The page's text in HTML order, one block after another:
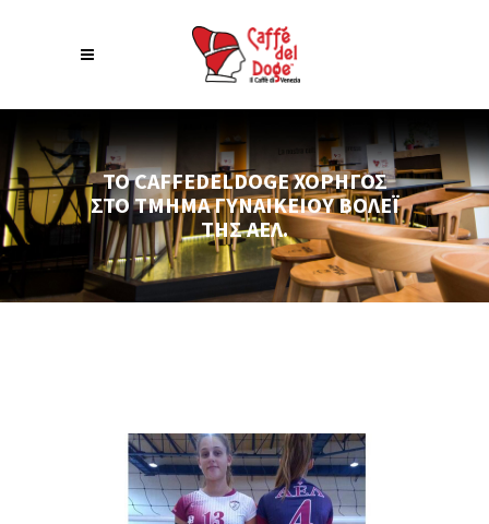
TO CAFFEDELDOGE ΧΟΡΗΓΌΣ
ΣΤΟ ΤΜΉΜΑ ΓΥΝΑΙΚΕΊΟΥ ΒΌΛΕΪ
ΤΗΣ ΑΕΛ.